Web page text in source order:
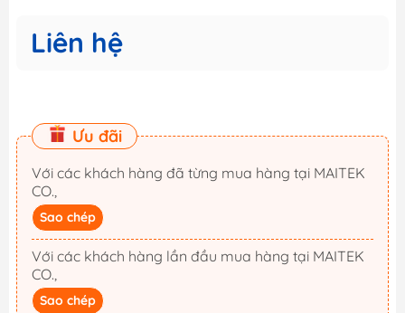
Liên hệ
Ưu đãi
Với các khách hàng đã từng mua hàng tại MAITEK
CO.,
Sao chép
Với các khách hàng lần đầu mua hàng tại MAITEK
CO.,
Sao chép